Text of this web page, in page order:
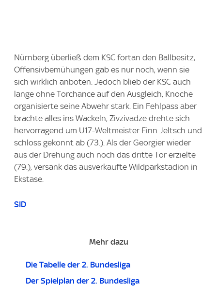
Nürnberg überließ dem KSC fortan den Ballbesitz,
Offensivbemühungen gab es nur noch, wenn sie
sich wirklich anboten. Jedoch blieb der KSC auch
lange ohne Torchance auf den Ausgleich, Knoche
organisierte seine Abwehr stark. Ein Fehlpass aber
brachte alles ins Wackeln, Zivzivadze drehte sich
hervorragend um U17-Weltmeister Finn Jeltsch und
schloss gekonnt ab (73.). Als der Georgier wieder
aus der Drehung auch noch das dritte Tor erzielte
(79.), versank das ausverkaufte Wildparkstadion in
Ekstase.
SID
Mehr dazu
Die Tabelle der 2. Bundesliga
Der Spielplan der 2. Bundesliga